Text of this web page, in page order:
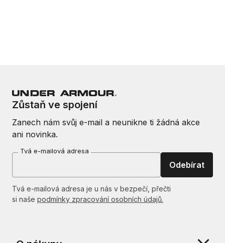
Zůstaň ve spojení
Zanech nám svůj e-mail a neunikne ti žádná akce
ani novinka.
Tvá e-mailová adresa
Odebírat
Tvá e-mailová adresa je u nás v bezpečí, přečti
si naše podmínky zpracování osobních údajů.